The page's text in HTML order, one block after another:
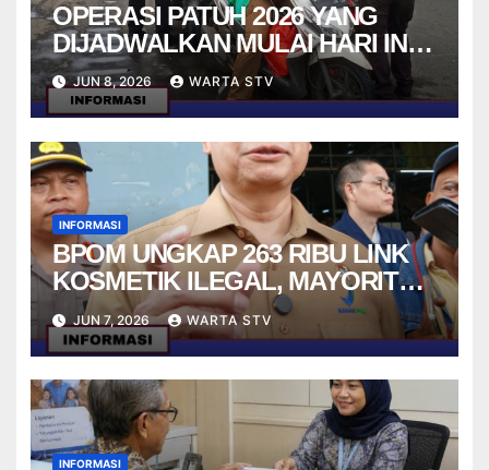
OPERASI PATUH 2026 YANG
DIJADWALKAN MULAI HARI INI
RESMI DITUNDA
JUN 8, 2026 WARTA STV
INFORMASI
BPOM UNGKAP 263 RIBU LINK
KOSMETIK ILEGAL, MAYORITAS
ADA DI E-COMMERCE
JUN 7, 2026 WARTA STV
INFORMASI